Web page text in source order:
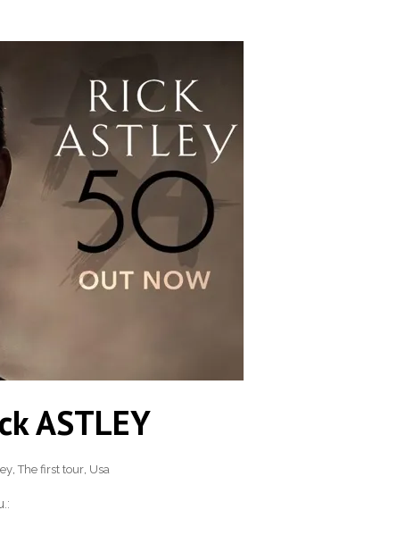
ASTLEY
,The first tour, Usa